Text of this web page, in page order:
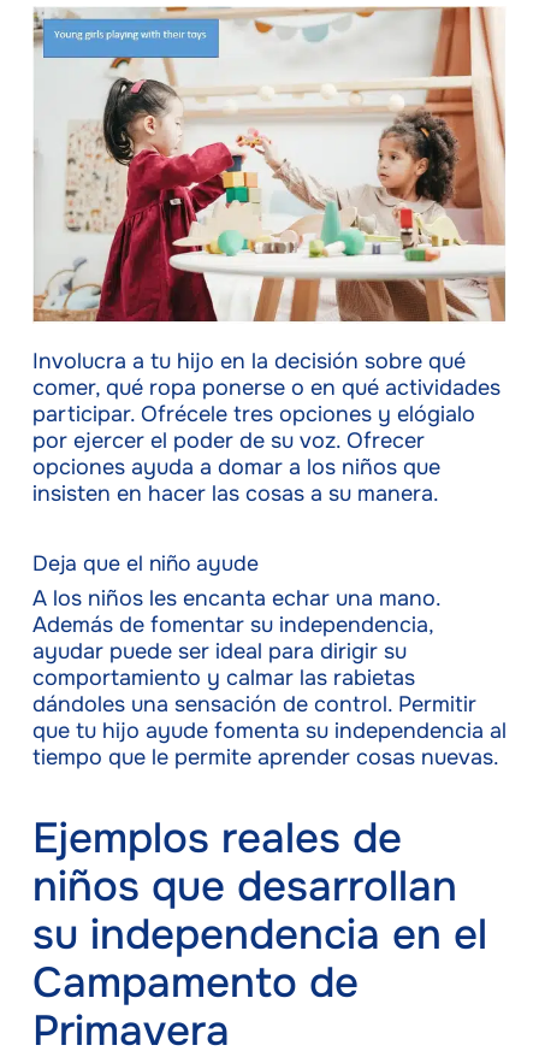
Involucra a tu hijo en la decisión sobre qué
comer, qué ropa ponerse o en qué actividades
participar. Ofrécele tres opciones y elógialo
por ejercer el poder de su voz. Ofrecer
opciones ayuda a domar a los niños que
insisten en hacer las cosas a su manera.
Deja que el niño ayude
A los niños les encanta echar una mano.
Además de fomentar su independencia,
ayudar puede ser ideal para dirigir su
comportamiento y calmar las rabietas
dándoles una sensación de control. Permitir
que tu hijo ayude fomenta su independencia al
tiempo que le permite aprender cosas nuevas.
Ejemplos reales de
niños que desarrollan
su independencia en el
Campamento de
Primavera